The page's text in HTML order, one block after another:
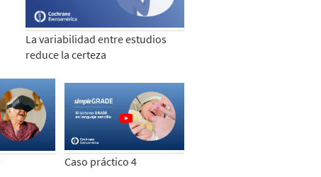
La variabilidad entre estudios
reduce la certeza
Caso práctico 4